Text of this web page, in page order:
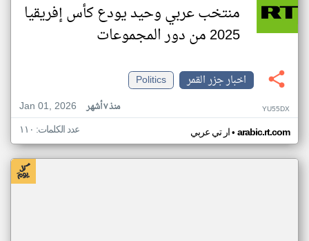
منتخب عربي وحيد يودع كأس إفريقيا
2025 من دور المجموعات
اخبار جزر القمر
Politics
Jan 01, 2026
منذ ٧ أشهر YU55DX
ار تي عربي• arabic.rt.com عدد الكلمات: ١١٠